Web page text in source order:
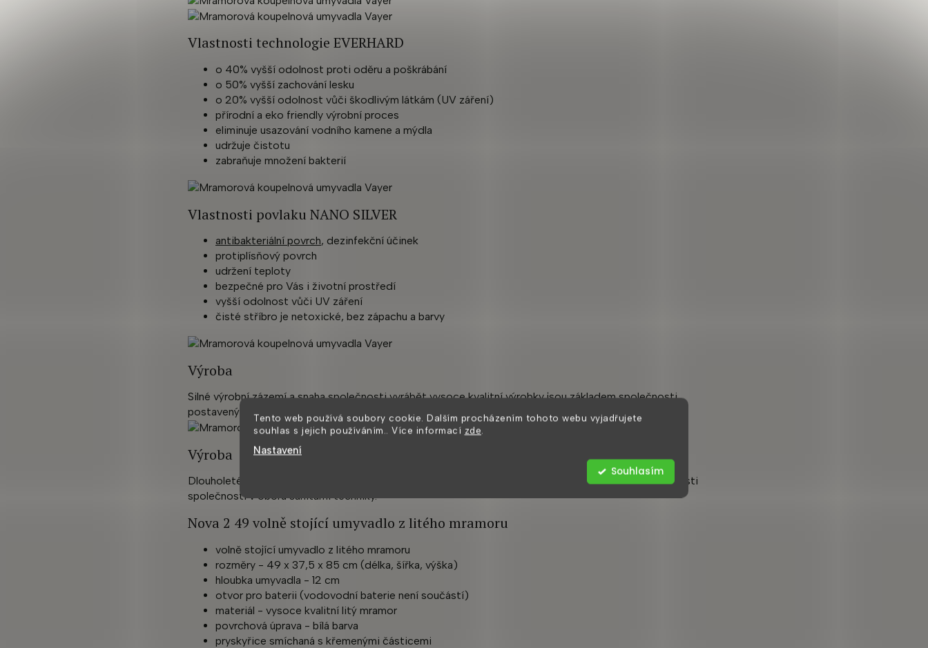
Tento web používá soubory cookie. Dalším procházením tohoto webu vyjadřujete
souhlas s jejich používáním.. Více informací zde.
Nastavení
Souhlasím
Vlastnosti technologie EVERHARD
o 40% vyšší odolnost proti oděru a poškrábání
o 50% vyšší zachování lesku
o 20% vyšší odolnost vůči škodlivým látkám (UV záření)
přírodní a eko friendly výrobní proces
eliminuje usazování vodního kamene a mýdla
udržuje čistotu
zabraňuje množení bakterií
Vlastnosti povlaku NANO SILVER
antibakteriální povrch, dezinfekční účinek
protiplísňový povrch
udržení teploty
bezpečné pro Vás i životní prostředí
vyšší odolnost vůči UV záření
čisté stříbro je netoxické, bez zápachu a barvy
Výroba
Silné výrobní zázemí a snaha společnosti vyrábět vysoce kvalitní výrobky jsou základem společnosti,
postaveným na téměř 35 letech zkušeností.
Výroba
Dlouholeté zkušenosti spolu s neustálým rozvojem infrastruktury se promítají do konkurenceschopnosti
společnosti v oboru sanitární techniky.
Nova 2 49 volně stojící umyvadlo z litého mramoru
volně stojící umyvadlo z litého mramoru
rozměry - 49 x 37,5 x 85 cm (délka, šířka, výška)
hloubka umyvadla - 12 cm
otvor pro baterii (vodovodní baterie není součástí)
materiál - vysoce kvalitní litý mramor
povrchová úprava - bílá barva
pryskyřice smíchaná s křemenými částicemi